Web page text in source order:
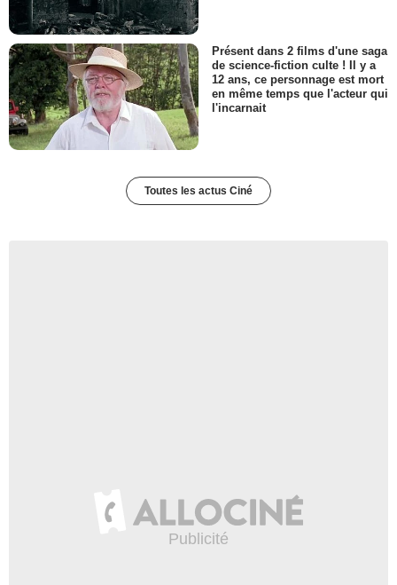
Présent dans 2 films d'une saga
de science-fiction culte ! Il y a
12 ans, ce personnage est mort
en même temps que l'acteur qui
l'incarnait
Toutes les actus Ciné